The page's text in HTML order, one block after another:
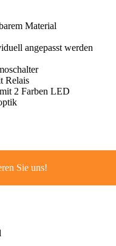
Material
angepasst werden
Relais
2 Farben LED
Sie uns!